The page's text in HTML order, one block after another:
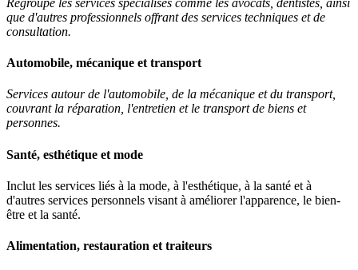
que d'autres professionnels offrant des services techniques et de
consultation.
Automobile, mécanique et transport
Services autour de l'automobile, de la mécanique et du transport,
couvrant la réparation, l'entretien et le transport de biens et
personnes.
Santé, esthétique et mode
Inclut les services liés à la mode, à l'esthétique, à la santé et à
d'autres services personnels visant à améliorer l'apparence, le bien-
être et la santé.
Alimentation, restauration et traiteurs